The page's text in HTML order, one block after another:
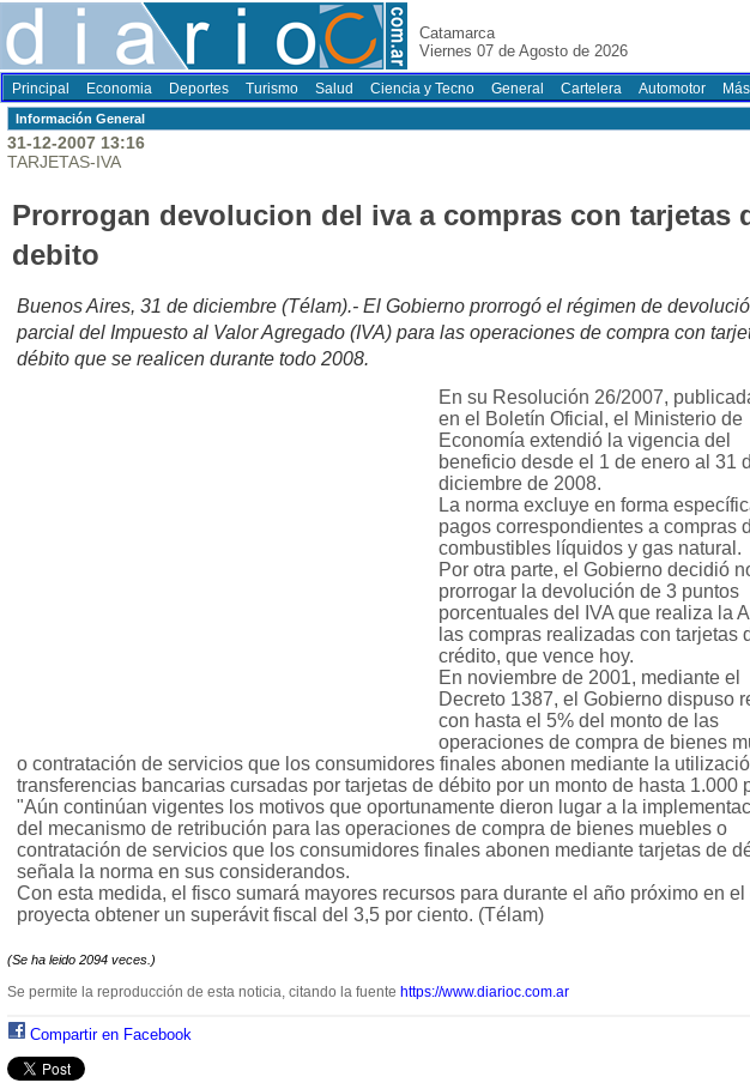
Catamarca
Viernes 07 de Agosto de 2026
Principal Economia Deportes Turismo Salud Ciencia y Tecno General Cartelera Automotor
Información General
31-12-2007 13:16
TARJETAS-IVA
Prorrogan devolucion del iva a compras con tarjetas
debito
Buenos Aires, 31 de diciembre (Télam).- El Gobierno prorrogó el régimen de
parcial del Impuesto al Valor Agregado (IVA) para las operaciones de compra con
débito que se realicen durante todo 2008.
En su Resolución 26/2007,
en el Boletín Oficial, el Ministerio de
Economía extendió la vigencia del
beneficio desde el 1 de enero al 31
diciembre de 2008.
La norma excluye en forma
pagos correspondientes a compras
combustibles líquidos y gas natural.
Por otra parte, el Gobierno decidió
prorrogar la devolución de 3 puntos
porcentuales del IVA que realiza la
las compras realizadas con tarjetas
crédito, que vence hoy.
En noviembre de 2001, mediante el
Decreto 1387, el Gobierno dispuso
con hasta el 5% del monto de las
operaciones de compra de bienes
o contratación de servicios que los consumidores finales abonen mediante la
transferencias bancarias cursadas por tarjetas de débito por un monto de hasta 1.000
"Aún continúan vigentes los motivos que oportunamente dieron lugar a la
del mecanismo de retribución para las operaciones de compra de bienes muebles o
contratación de servicios que los consumidores finales abonen mediante tarjetas de
señala la norma en sus considerandos.
Con esta medida, el fisco sumará mayores recursos para durante el año próximo en el
proyecta obtener un superávit fiscal del 3,5 por ciento. (Télam)
(Se ha leido 2094 veces.)
Se permite la reproducción de esta noticia, citando la fuente https://www.diarioc.com.ar
Compartir en Facebook